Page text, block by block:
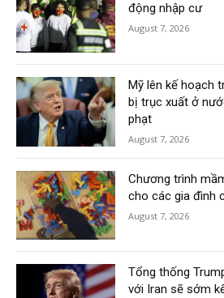
động nhập cư
August 7, 2026
Mỹ lên kế hoạch
bị trục xuất ở
phạt
August 7, 2026
Chương trình
cho các gia đình
August 7, 2026
Tổng thống
với Iran sẽ sớm